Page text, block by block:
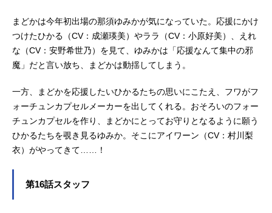
まどかは今年初出場の那須ゆみかが気になっていた。応援にかけ
つけたひかる（CV：成瀬瑛美）やララ（CV：小原好美）、えれ
な（CV：安野希世乃）を見て、ゆみかは「応援なんて集中の邪
魔」だと言い放ち、まどかは動揺してしまう。
一方、まどかを応援したいひかるたちの思いにこたえ、フワがフ
ォーチュンカプセルメーカーを出してくれる。おそろいのフォー
チュンカプセルを作り、まどかにとってお守りとなるように願う
ひかるたちを覗き見るゆみか。そこにアイワーン（CV：村川梨
衣）がやってきて……！
第16話スタッフ